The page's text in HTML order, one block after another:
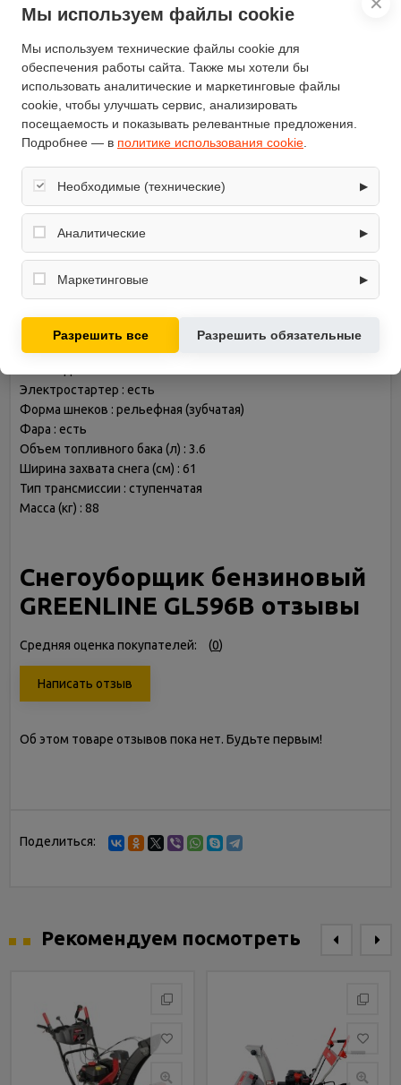
Высота захвата снега (см)
54
Максимальный угол
поворота желоба выброса
снега (°)
Материал желоба выброса
снега
металл
(ч)
модель GL596B
Описание
Тип двигателя : бензиновый
Мощность двигателя (л.с.) : 8
Электростартер : есть
Форма шнеков : рельефная (зубчатая)
Фара : есть
Объем топливного бака (л) : 3.6
Ширина захвата снега (см) : 61
Тип трансмиссии : ступенчатая
Масса (кг) : 88
Снегоуборщик бензиновый
GREENLINE GL596B отзывы
Средняя оценка покупателей: (0)
Написать отзыв
Об этом товаре отзывов пока нет. Будьте первым!
Поделиться:
Рекомендуем посмотреть
Мы используем файлы cookie
Мы используем технические файлы cookie для
обеспечения работы сайта. Также мы хотели бы
использовать аналитические и маркетинговые файлы
cookie, чтобы улучшать сервис, анализировать
посещаемость и показывать релевантные предложения.
Подробнее — в политике использования cookie
Необходимые (технические) ▶
Обеспечивают корректную работу сайта: оформление
заказа, корзина, вход в личный кабинет. Без них основные
Аналитические ▶
Собирают обезличенную информацию о посещениях и
использовании сайта (например, счётчики аналитики),
Маркетинговые ▶
предложений на основе ваших интересов.
Разрешить все Разрешить обязательные